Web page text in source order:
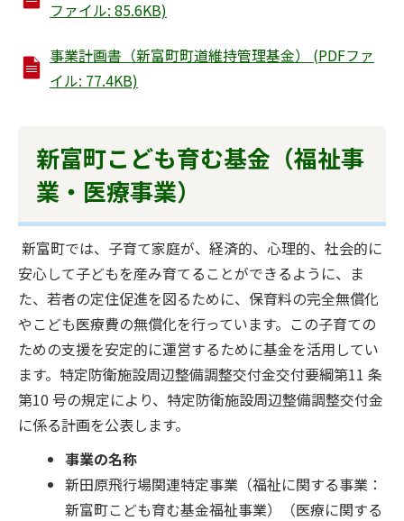
ファイル: 85.6KB)
事業計画書（新富町町道維持管理基金） (PDFファ
イル: 77.4KB)
新富町こども育む基金（福祉事
業・医療事業）
新富町では、子育て家庭が、経済的、心理的、社会的に
安心して子どもを産み育てることができるように、ま
た、若者の定住促進を図るために、保育料の完全無償化
やこども医療費の無償化を行っています。この子育ての
ための支援を安定的に運営するために基金を活用してい
ます。特定防衛施設周辺整備調整交付金交付要綱第11 条
第10 号の規定により、特定防衛施設周辺整備調整交付金
に係る計画を公表します。
事業の名称
新田原飛行場関連特定事業（福祉に関する事業：
新富町こども育む基金福祉事業）（医療に関する